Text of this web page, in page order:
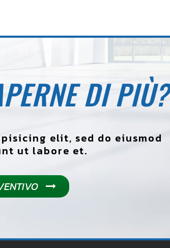
DI PIÙ?
elit, sed do eiusmod
ut labore et.